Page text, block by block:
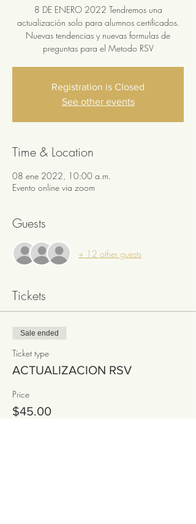
8 DE ENERO 2022 Tendremos una
actualización solo para alumnos certificados.
Nuevas tendencias y nuevas formulas de
preguntas para el Metodo RSV
Registration is Closed
See other events
Time & Location
08 ene 2022, 10:00 a.m.
Evento online via zoom
Guests
+ 12 other guests
Tickets
Sale ended
Ticket type
ACTUALIZACION RSV
Price
$45.00